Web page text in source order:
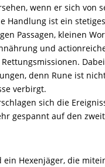
wenn er sich von
Handlung ist ein
Passagen, kleinen
und
denn Rune ist
verbirgt.
sich die
gespannt auf den
ein Hexenjäger, die